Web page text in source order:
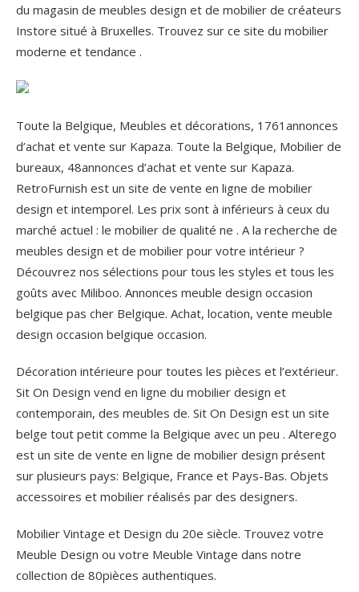
du magasin de meubles design et de mobilier de créateurs
Instore situé à Bruxelles. Trouvez sur ce site du mobilier
moderne et tendance .
Toute la Belgique, Meubles et décorations, 1761annonces
d’achat et vente sur Kapaza. Toute la Belgique, Mobilier de
bureaux, 48annonces d’achat et vente sur Kapaza.
RetroFurnish est un site de vente en ligne de mobilier
design et intemporel. Les prix sont à inférieurs à ceux du
marché actuel : le mobilier de qualité ne . A la recherche de
meubles design et de mobilier pour votre intérieur ?
Découvrez nos sélections pour tous les styles et tous les
goûts avec Miliboo. Annonces meuble design occasion
belgique pas cher Belgique. Achat, location, vente meuble
design occasion belgique occasion.
Décoration intérieure pour toutes les pièces et l’extérieur.
Sit On Design vend en ligne du mobilier design et
contemporain, des meubles de. Sit On Design est un site
belge tout petit comme la Belgique avec un peu . Alterego
est un site de vente en ligne de mobilier design présent
sur plusieurs pays: Belgique, France et Pays-Bas. Objets
accessoires et mobilier réalisés par des designers.
Mobilier Vintage et Design du 20e siècle. Trouvez votre
Meuble Design ou votre Meuble Vintage dans notre
collection de 80pièces authentiques.